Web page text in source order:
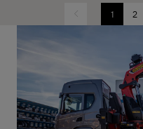
Previous 1 2